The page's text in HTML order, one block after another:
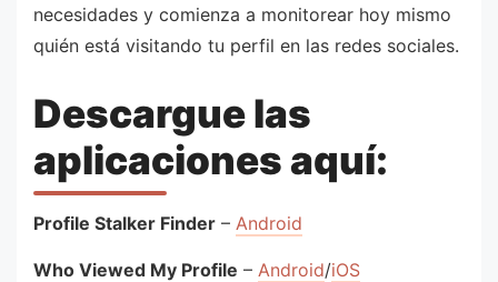
necesidades y comienza a monitorear hoy mismo
quién está visitando tu perfil en las redes sociales.
Descargue las
aplicaciones aquí:
Profile Stalker Finder – Android
Who Viewed My Profile – Android/iOS